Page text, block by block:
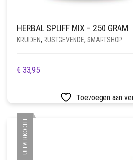
HERBAL SPLIFF MIX – 250 GRAM
KRUIDEN, RUSTGEVENDE, SMARTSHOP
€ 33,95
Toevoegen aan
UITVERKOCHT